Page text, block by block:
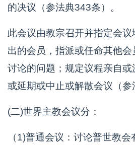
的决议（参法典343条）。
此会议由教宗召开并指定会
出的会员，指派或任命其他
讨论的问题；规定议程亲自
或延期或中止或解散会议（参
(二)世界主教会议分：
（1)普通会议：讨论普世教